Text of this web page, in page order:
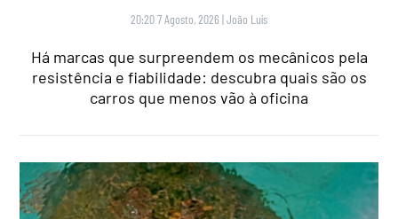
20:20 7 Agosto, 2026 |João Luís
Há marcas que surpreendem os mecânicos pela
resistência e fiabilidade: descubra quais são os
carros que menos vão à oficina